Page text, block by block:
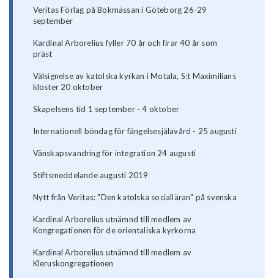
Veritas Förlag på Bokmässan i Göteborg 26-29
september
Kardinal Arborelius fyller 70 år och firar 40 år som
präst
Välsignelse av katolska kyrkan i Motala, S:t Maximilians
kloster 20 oktober
Skapelsens tid 1 september - 4 oktober
Internationell böndag för fängelsesjälavård - 25 augusti
Vänskapsvandring för integration 24 augusti
Stiftsmeddelande augusti 2019
Nytt från Veritas: "Den katolska socialläran" på svenska
Kardinal Arborelius utnämnd till medlem av
Kongregationen för de orientaliska kyrkorna
Kardinal Arborelius utnämnd till medlem av
Kleruskongregationen